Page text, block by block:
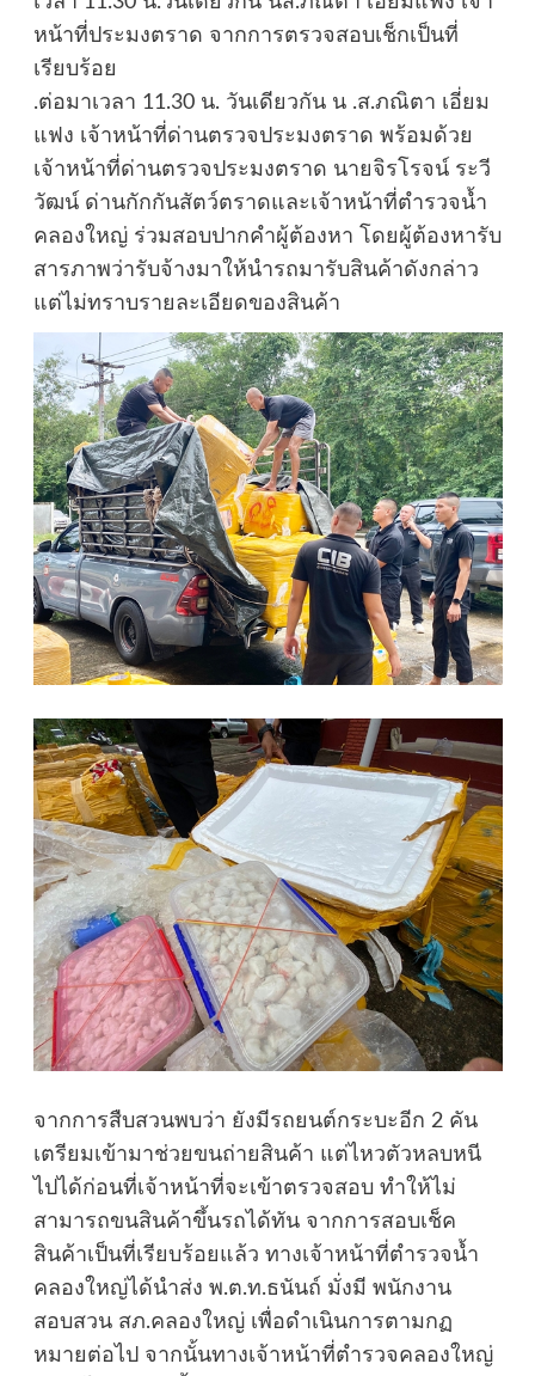
หน้าที่ประมงตราด จากการตรวจสอบเช็กเป็นที่
เรียบร้อย
.ต่อมาเวลา 11.30 น. วันเดียวกัน น .ส.ภณิตา เอี่ยม
แฟง เจ้าหน้าที่ด่านตรวจประมงตราด พร้อมด้วย
เจ้าหน้าที่ด่านตรวจประมงตราด นายจิรโรจน์ ระวี
วัฒน์ ด่านกักกันสัตว์ตราดและเจ้าหน้าที่ตำรวจน้ำ
คลองใหญ่ ร่วมสอบปากคำผู้ต้องหา โดยผู้ต้องหารับ
สารภาพว่ารับจ้างมาให้นำรถมารับสินค้าดังกล่าว
แต่ไม่ทราบรายละเอียดของสินค้า
จากการสืบสวนพบว่า ยังมีรถยนต์กระบะอีก 2 คัน
เตรียมเข้ามาช่วยขนถ่ายสินค้า แต่ไหวตัวหลบหนี
ไปได้ก่อนที่เจ้าหน้าที่จะเข้าตรวจสอบ ทำให้ไม่
สามารถขนสินค้าขึ้นรถได้ทัน จากการสอบเช็ค
สินค้าเป็นที่เรียบร้อยแล้ว ทางเจ้าหน้าที่ตำรวจน้ำ
คลองใหญ่ได้นำส่ง พ.ต.ท.ธนันถ์ มั่งมี พนักงาน
สอบสวน สภ.คลองใหญ่ เพื่อดำเนินการตามกฏ
หมายต่อไป จากนั้นทางเจ้าหน้าที่ตํารวจคลองใหญ่